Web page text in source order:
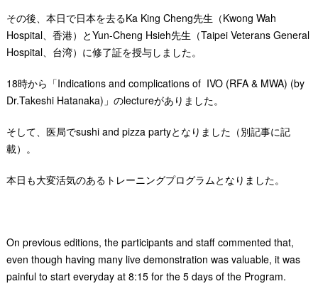
その後、本日で日本を去るKa King Cheng先生（Kwong Wah
Hospital、香港）とYun-Cheng Hsieh先生（Taipei Veterans General
Hospital、台湾）に修了証を授与しました。
18時から「Indications and complications of IVO (RFA & MWA) (by
Dr.Takeshi Hatanaka)」のlectureがありました。
そして、医局でsushi and pizza partyとなりました（別記事に記
載）。
本日も大変活気のあるトレーニングプログラムとなりました。
On previous editions, the participants and staff commented that,
even though having many live demonstration was valuable, it was
painful to start everyday at 8:15 for the 5 days of the Program.